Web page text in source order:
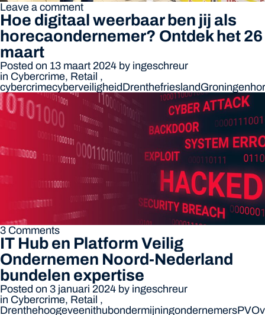
Leave a comment
Hoe digitaal weerbaar ben jij als
horecaondernemer? Ontdek het 26
maart
Posted on 13 maart 2024 by ingeschreur
in Cybercrime, Retail ,
cybercrimecyberveiligheidDrenthefrieslandGroningen
3 Comments
IT Hub en Platform Veilig
Ondernemen Noord-Nederland
bundelen expertise
Posted on 3 januari 2024 by ingeschreur
in Cybercrime, Retail ,
DrenthehoogeveenithubondermijningondernemersPVO